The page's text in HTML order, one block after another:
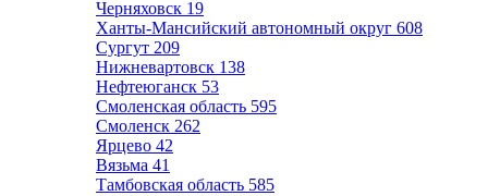
Черняховск 19
Ханты-Мансийский автономный округ 608
Сургут 209
Нижневартовск 138
Нефтеюганск 53
Смоленская область 595
Смоленск 262
Ярцево 42
Вязьма 41
Тамбовская область 585